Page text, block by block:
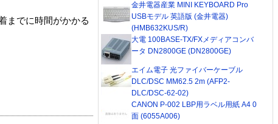
までに時間がかかる
金井電器産業 MINI KEYBOARD Pro
USBモデル 英語版 (金井電器)
(HMB632KUS/R)
大電 100BASE-TX/FXメディアコンバ
ータ DN2800GE (DN2800GE)
エイム電子 光ファイバーケーブル
DLC/DSC MM62.5 2m (AFP2-
DLC/DSC-62-02)
CANON P-002 LBP用ラベル用紙 A4 0
面 (6055A006)